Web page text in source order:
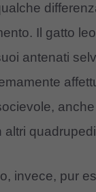
Il gatto
antenati
altri
invece, pur